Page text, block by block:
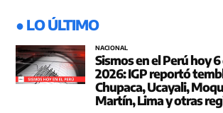
● LO ÚLTIMO
NACIONAL
Sismos en el Perú hoy
2026: IGP reportó
Chupaca, Ucayali,
Martín, Lima y otras